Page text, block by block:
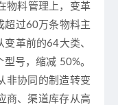
物料管理上，变革
超过60万条物料主
革前的64大类、
号，缩减 50%。
非协同的制造转变
商、渠道库存从高